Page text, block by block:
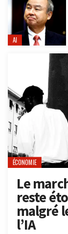
AI
ÉCONOMIE
Le
reste
malgré
l’IA